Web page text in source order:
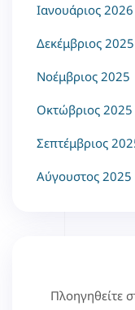
Ιανουάριος 2026
Δεκέμβριος 2025
Νοέμβριος 2025
Οκτώβριος 2025
Σεπτέμβριος
Αύγουστος 2025
Πλοηγηθείτε